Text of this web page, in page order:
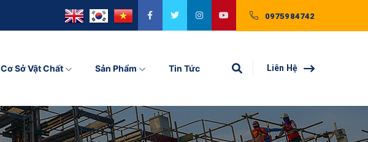
0975984742
Cơ Sở Vật Chất Sản Phẩm Tin Tức Liên Hệ